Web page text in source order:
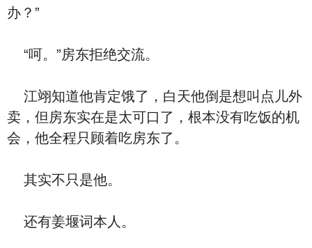
办？”
“呵。”房东拒绝交流。
江翊知道他肯定饿了，白天他倒是想叫点儿外
卖，但房东实在是太可口了，根本没有吃饭的机
会，他全程只顾着吃房东了。
其实不只是他。
还有姜堰词本人。